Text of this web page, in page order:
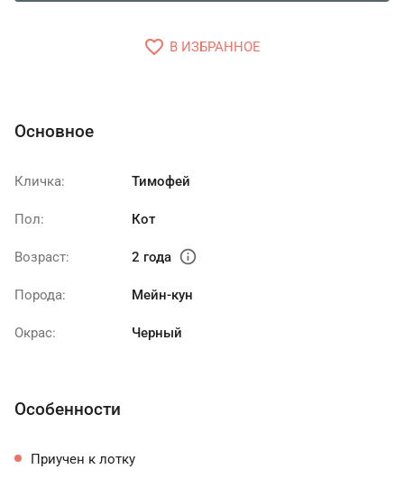
favorite_border В ИЗБРАННОЕ
Основное
Кличка: Тимофей
Пол: Кот
Возраст: 2 года info
Порода: Мейн-кун
Окрас: Черный
Особенности
Приучен к лотку